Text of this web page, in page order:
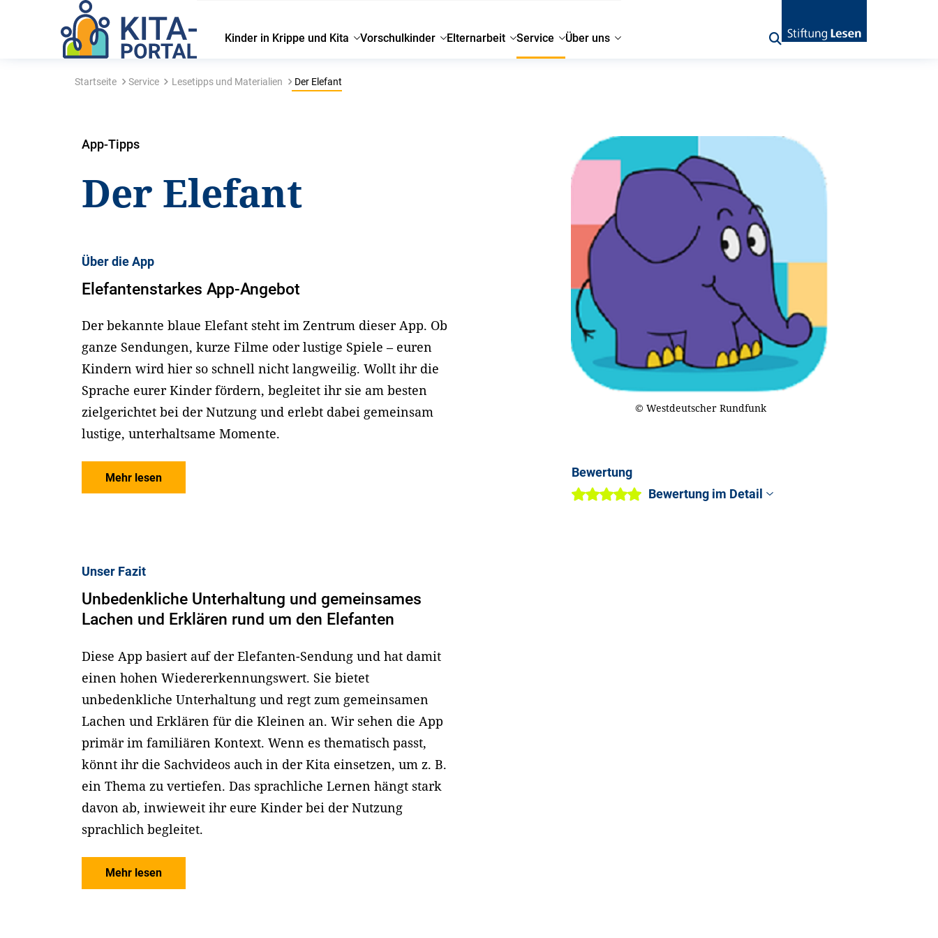
Kinder in Krippe und Kita Vorschulkinder Elternarbeit Service Über uns
Startseite Service Lesetipps und Materialien Der Elefant
App-Tipps
Der Elefant
Über die App
Elefantenstarkes App-Angebot
Der bekannte blaue Elefant steht im Zentrum dieser App. Ob
ganze Sendungen, kurze Filme oder lustige Spiele – euren
Kindern wird hier so schnell nicht langweilig. Wollt ihr die
Sprache eurer Kinder fördern, begleitet ihr sie am besten
zielgerichtet bei der Nutzung und erlebt dabei gemeinsam
lustige, unterhaltsame Momente.
Mehr lesen
Unser Fazit
Unbedenkliche Unterhaltung und gemeinsames
Lachen und Erklären rund um den Elefanten
Diese App basiert auf der Elefanten-Sendung und hat damit
einen hohen Wiedererkennungswert. Sie bietet
unbedenkliche Unterhaltung und regt zum gemeinsamen
Lachen und Erklären für die Kleinen an. Wir sehen die App
primär im familiären Kontext. Wenn es thematisch passt,
könnt ihr die Sachvideos auch in der Kita einsetzen, um z. B.
ein Thema zu vertiefen. Das sprachliche Lernen hängt stark
davon ab, inwieweit ihr eure Kinder bei der Nutzung
sprachlich begleitet.
Mehr lesen
© Westdeutscher Rundfunk
Bewertung
Bewertung im Detail